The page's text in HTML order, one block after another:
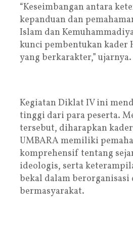
“Keseimbangan antara
kepanduan dan
Islam dan
kunci pembentukan kader
yang berkarakter,” ujarnya.
Kegiatan Diklat IV ini
tinggi dari para peserta.
tersebut, diharapkan
UMBARA memiliki
komprehensif tentang
ideologis, serta
bekal dalam berorganisasi
bermasyarakat.